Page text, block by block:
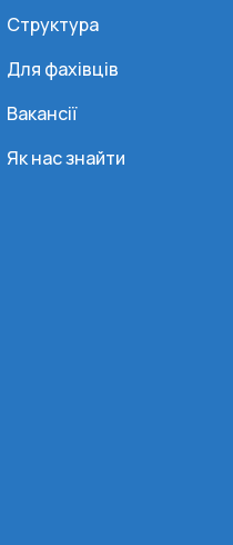
Структура
Для фахівців
Вакансії
Як нас знайти